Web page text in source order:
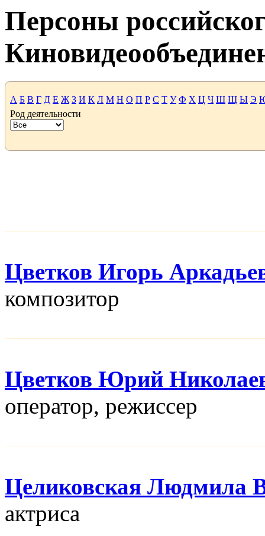
Персоны
А Б В Г Д Е Ж З И К Л М Н О П Р С Т У Ф Х Ц Ч Ш Щ Ы Э
Род деятельности
Цветков Игорь
композитор
Цветков Юрий
оператор, режисcер
Целиковская Людмила
актриса